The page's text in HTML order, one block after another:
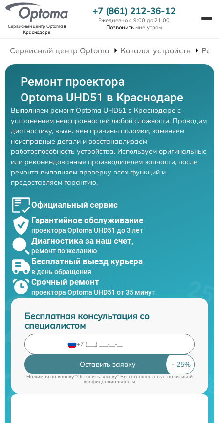
Сервисный центр Optomaв
Краснодаре
+7 (861) 212-36-12
Ежедневно с 9:00 до 21:00
Позвонить мне утром
Сервисный центр Optoma Каталог устройств
Ремонт проектора
Optoma UHD51 в Краснодаре
Выполняем ремонт Optoma UHD51 в Краснодаре с
устранением неисправностей любой сложности. Проводим
диагностику, выявляем причины поломки, заменяем
неисправные детали и восстанавливаем
работоспособность устройства. Используем оригинальные
или рекомендованные производителем запчасти, после
ремонта выполняем проверку всех функций и
предоставляем гарантию.
Официальный сервис
Гарантийное обслуживание
проектора Optoma UHD51 до 3 лет
Диагностика за наш счет,
ремонт по желанию
Бесплатный выезд курьера
в день обращения
Срочный ремонт
проектора Optoma UHD51 от 35 минут
Бесплатная консультация со
специалистом
Оставить заявку
Нажимая на кнопку "Оставить заявку" Вы соглашаетесь cполитикой
конфиденциальности